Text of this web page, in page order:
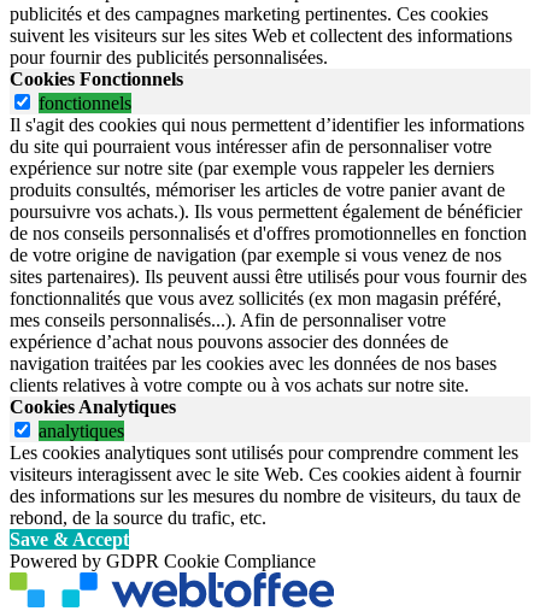
publicités et des campagnes marketing pertinentes. Ces cookies
suivent les visiteurs sur les sites Web et collectent des informations
pour fournir des publicités personnalisées.
Cookies Fonctionnels
fonctionnels
Il s'agit des cookies qui nous permettent d’identifier les informations
du site qui pourraient vous intéresser afin de personnaliser votre
expérience sur notre site (par exemple vous rappeler les derniers
produits consultés, mémoriser les articles de votre panier avant de
poursuivre vos achats.). Ils vous permettent également de bénéficier
de nos conseils personnalisés et d'offres promotionnelles en fonction
de votre origine de navigation (par exemple si vous venez de nos
sites partenaires). Ils peuvent aussi être utilisés pour vous fournir des
fonctionnalités que vous avez sollicités (ex mon magasin préféré,
mes conseils personnalisés...). Afin de personnaliser votre
expérience d’achat nous pouvons associer des données de
navigation traitées par les cookies avec les données de nos bases
clients relatives à votre compte ou à vos achats sur notre site.
Cookies Analytiques
analytiques
Les cookies analytiques sont utilisés pour comprendre comment les
visiteurs interagissent avec le site Web. Ces cookies aident à fournir
des informations sur les mesures du nombre de visiteurs, du taux de
rebond, de la source du trafic, etc.
Save & Accept
Powered by GDPR Cookie Compliance